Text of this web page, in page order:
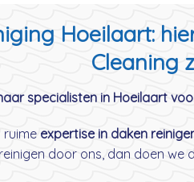
Hoeilaart:
Cleaning
specialisten in Hoeilaart
ruime expertise in daken
door ons, dan doen we